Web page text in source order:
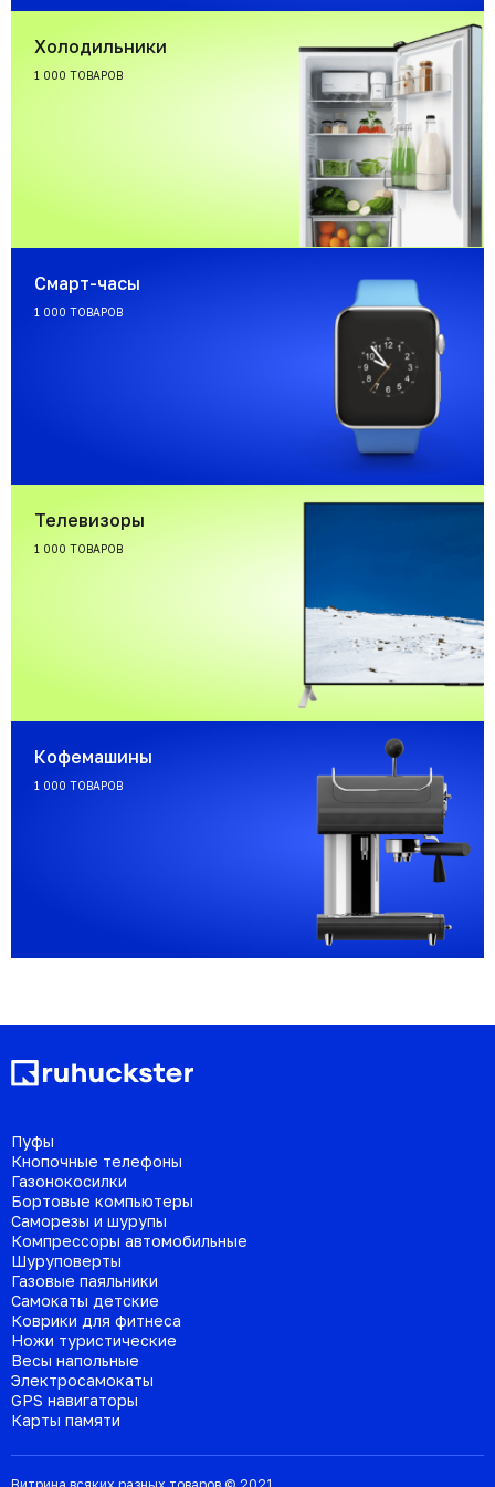
Холодильники
1 000 ТОВАРОВ
Смарт-часы
1 000 ТОВАРОВ
Телевизоры
1 000 ТОВАРОВ
Кофемашины
1 000 ТОВАРОВ
Пуфы
Кнопочные телефоны
Газонокосилки
Бортовые компьютеры
Саморезы и шурупы
Компрессоры автомобильные
Шуруповерты
Газовые паяльники
Самокаты детские
Коврики для фитнеса
Ножи туристические
Весы напольные
Электросамокаты
GPS навигаторы
Карты памяти